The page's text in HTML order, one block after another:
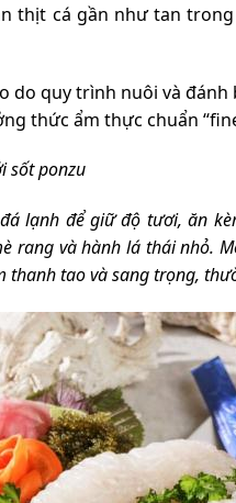
thịt cá gần như tan
do quy trình nuôi và
thức ẩm thực chuẩn
sốt ponzu
lạnh để giữ độ tươi, ăn
rang và hành lá thái nhỏ.
tao và sang trọng,